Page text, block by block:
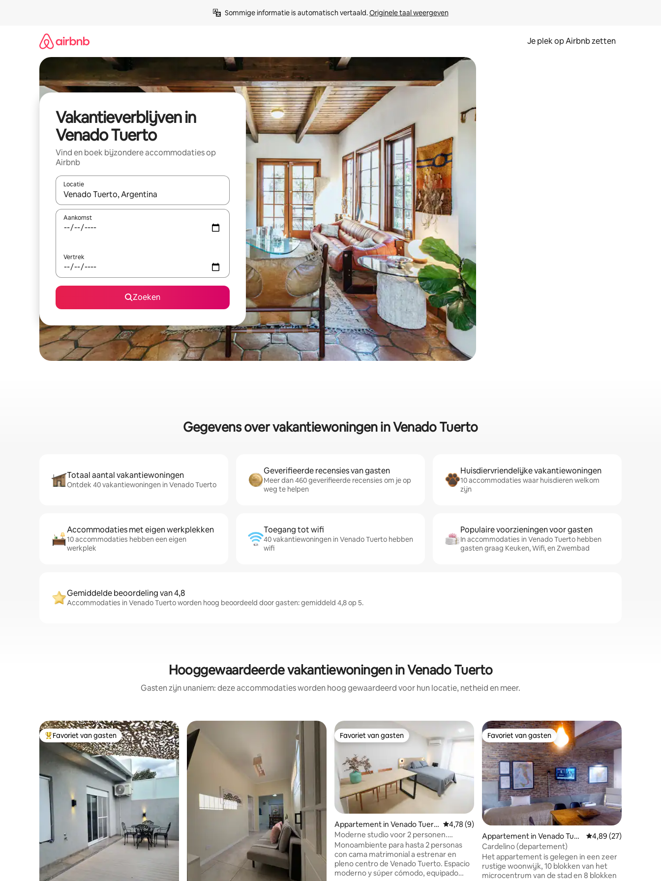
Sommige informatie is automatisch vertaald. Originele taal weergeven
Je plek op Airbnb zetten
Vakantieverblijven in
Venado Tuerto
Vind en boek bijzondere accommodaties op
Airbnb
Locatie
Wanneer er resultaten beschikbaar zijn, maak je een keuze met je de pijltjestoetsen omhoog en omlaag, óf door te tikken of swipen.
Aankomst
Vertrek
Zoeken
Gegevens over vakantiewoningen in Venado Tuerto
Totaal aantal vakantiewoningen
Ontdek 40 vakantiewoningen in Venado Tuerto
Geverifieerde recensies van gasten
Meer dan 460 geverifieerde recensies om je op
weg te helpen
Huisdiervriendelijke vakantiewoningen
10 accommodaties waar huisdieren welkom
zijn
Accommodaties met eigen werkplekken
10 accommodaties hebben een eigen
werkplek
Toegang tot wifi
40 vakantiewoningen in Venado Tuerto hebben
wifi
Populaire voorzieningen voor gasten
In accommodaties in Venado Tuerto hebben
gasten graag Keuken, Wifi, en Zwembad
Gemiddelde beoordeling van 4,8
Accommodaties in Venado Tuerto worden hoog beoordeeld door gasten: gemiddeld 4,8 op 5.
Hooggewaardeerde vakantiewoningen in Venado Tuerto
Gasten zijn unaniem: deze accommodaties worden hoog gewaardeerd voor hun locatie, netheid en meer.
Topfavoriet van gasten
Favoriet van gasten Favoriet van gasten
Favoriet van gasten
Appartement in Venado Tuert
o
Gemiddelde beoordeling van 4,78 op 5, 9 recensies
4,78 (9)
Moderne studio voor 2 personen.
Uitgerust
Monoambiente para hasta 2 personas
con cama matrimonial a estrenar en
pleno centro de Venado Tuerto. Espacio
moderno y súper cómodo, equipado
Favoriet van gasten
Favoriet van gasten
Appartement in Venado Tuer
to
Gemiddelde
4,89 (27)
Cardelino (departement)
Het appartement is gelegen in een zeer
rustige woonwijk, 10 blokken van het
microcentrum van de stad en 8 blokken